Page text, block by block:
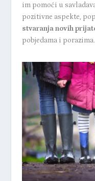
im pomoći u
pozitivne aspekte,
stvaranja novih
pobjedama i porazima.